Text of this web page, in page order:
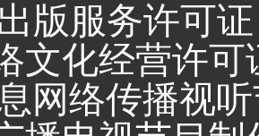
版服务许可
文化经营许可
网络传播视